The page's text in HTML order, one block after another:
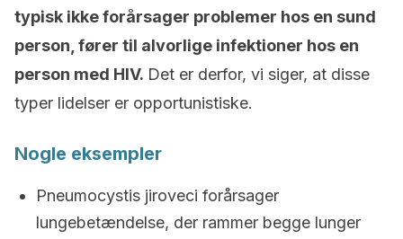
typisk ikke forårsager problemer hos en sund
person, fører til alvorlige infektioner hos en
person med HIV. Det er derfor, vi siger, at disse
typer lidelser er opportunistiske.
Nogle eksempler
Pneumocystis jiroveci forårsager
lungebetændelse, der rammer begge lunger